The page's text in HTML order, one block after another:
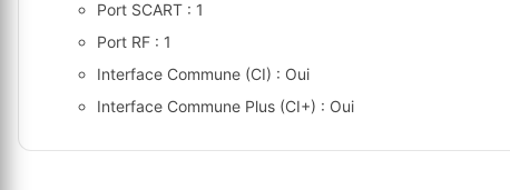
Port SCART : 1
Port RF : 1
Interface Commune (CI) : Oui
Interface Commune Plus (CI+) : Oui